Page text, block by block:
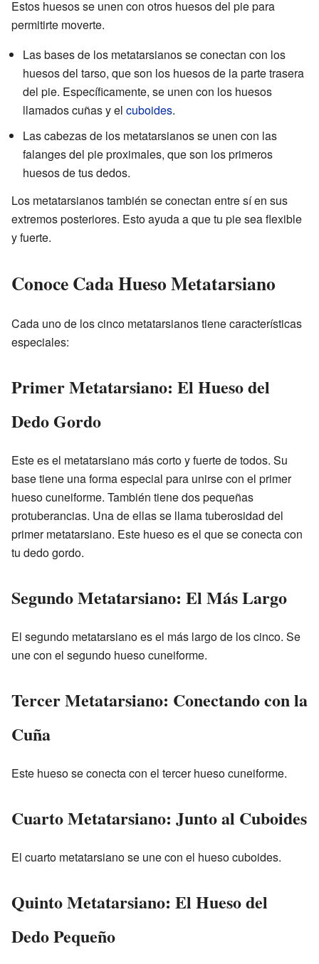
Estos huesos se unen con otros huesos del pie para
permitirte moverte.
Las bases de los metatarsianos se conectan con los
huesos del tarso, que son los huesos de la parte trasera
del pie. Específicamente, se unen con los huesos
llamados cuñas y el cuboides.
Las cabezas de los metatarsianos se unen con las
falanges del pie proximales, que son los primeros
huesos de tus dedos.
Los metatarsianos también se conectan entre sí en sus
extremos posteriores. Esto ayuda a que tu pie sea flexible
y fuerte.
Conoce Cada Hueso Metatarsiano
Cada uno de los cinco metatarsianos tiene características
especiales:
Primer Metatarsiano: El Hueso del
Dedo Gordo
Este es el metatarsiano más corto y fuerte de todos. Su
base tiene una forma especial para unirse con el primer
hueso cuneiforme. También tiene dos pequeñas
protuberancias. Una de ellas se llama tuberosidad del
primer metatarsiano. Este hueso es el que se conecta con
tu dedo gordo.
Segundo Metatarsiano: El Más Largo
El segundo metatarsiano es el más largo de los cinco. Se
une con el segundo hueso cuneiforme.
Tercer Metatarsiano: Conectando con la
Cuña
Este hueso se conecta con el tercer hueso cuneiforme.
Cuarto Metatarsiano: Junto al Cuboides
El cuarto metatarsiano se une con el hueso cuboides.
Quinto Metatarsiano: El Hueso del
Dedo Pequeño